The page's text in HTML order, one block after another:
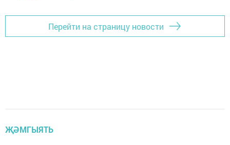
Перейти на страницу новости
ҖӘМГЫЯТЬ